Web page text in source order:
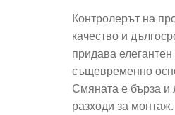
Контролерът на
качество и
придава
същевременно
Смяната е бърза и
разходи за монтаж.